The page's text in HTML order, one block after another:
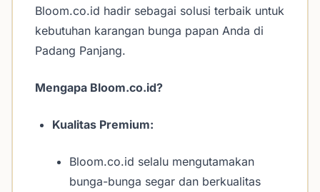
Bloom.co.id hadir sebagai solusi terbaik untuk
kebutuhan karangan bunga papan Anda di
Padang Panjang.
Mengapa Bloom.co.id?
Kualitas Premium:
Bloom.co.id selalu mengutamakan
bunga-bunga segar dan berkualitas